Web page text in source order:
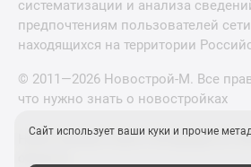
систематизации и анализа
предпочтениям пользователей
находящихся на территории
© 2011—2026 Новострой-М. Все
что нужно знать о новостройках
Новостройки Санкт-Петербурга и
Сайт использует ваши куки и прочие